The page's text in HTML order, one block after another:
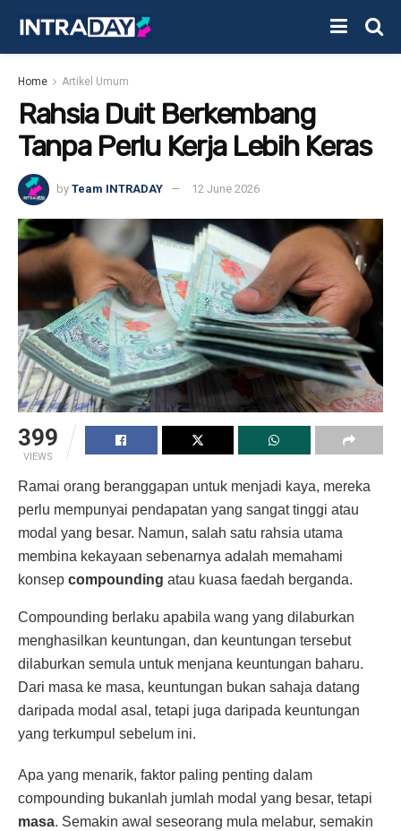
Home Artikel Umum
Rahsia Duit Berkembang
Tanpa Perlu Kerja Lebih Keras
by Team INTRADAY 12 June 2026
399
VIEWS
Ramai orang beranggapan untuk menjadi kaya, mereka
perlu mempunyai pendapatan yang sangat tinggi atau
modal yang besar. Namun, salah satu rahsia utama
membina kekayaan sebenarnya adalah memahami
konsep compounding atau kuasa faedah berganda.
Compounding berlaku apabila wang yang dilaburkan
menghasilkan keuntungan, dan keuntungan tersebut
dilaburkan semula untuk menjana keuntungan baharu.
Dari masa ke masa, keuntungan bukan sahaja datang
daripada modal asal, tetapi juga daripada keuntungan
yang terkumpul sebelum ini.
Apa yang menarik, faktor paling penting dalam
compounding bukanlah jumlah modal yang besar, tetapi
masa. Semakin awal seseorang mula melabur, semakin